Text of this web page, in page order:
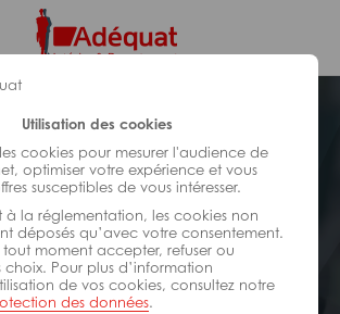
Utilisation des cookies
cookies pour mesurer l'audience de
optimiser votre expérience et vous
susceptibles de vous intéresser.
à la réglementation, les cookies non
déposés qu’avec votre consentement.
moment accepter, refuser ou
choix. Pour plus d’information
de vos cookies, consultez notre
des données.
FABRICATION/
F